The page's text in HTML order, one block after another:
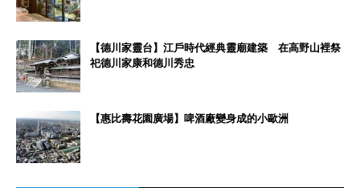
【德川家靈台】江戶時代經典靈廟建築 在高野山裡祭
祀德川家康和德川秀忠
【惠比壽花園廣場】啤酒廠變身成的小歐洲